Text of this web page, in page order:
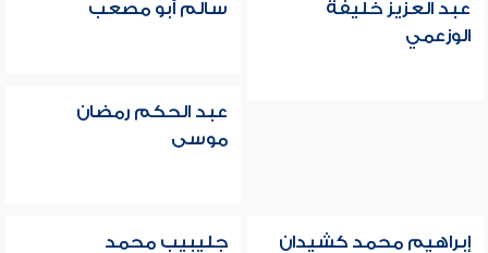
عبد العزيز خليفة
الوزعمي
سالم أبو مصعب
عبد الحكم رمضان
موسى
إبراهيم محمد كشيدان جليبيب محمد